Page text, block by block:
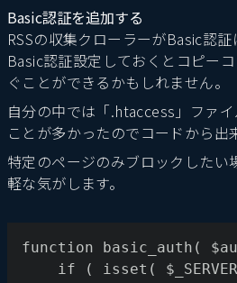
Basic認証を追加する
RSSの収集クローラーがBasic認証
Basic認証設定しておくとコピー
ぐことができるかもしれません。
自分の中では「.htaccess」ファ
ことが多かったのでコードから出
特定のページのみブロックしたい
軽な気がします。
function basic_auth(
if ( isset(